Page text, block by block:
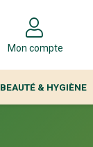
Mon compte
BEAUTÉ & HYGIÈNE